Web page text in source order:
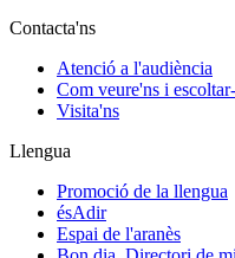
Contacta'ns
Atenció a l'audiència
Com veure'ns i
Visita'ns
Llengua
Promoció de la llengua
ésAdir
Espai de l'aranès